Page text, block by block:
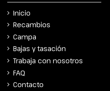
Inicio
Recambios
Campa
Bajas y tasación
Trabaja con nosotros
FAQ
Contacto